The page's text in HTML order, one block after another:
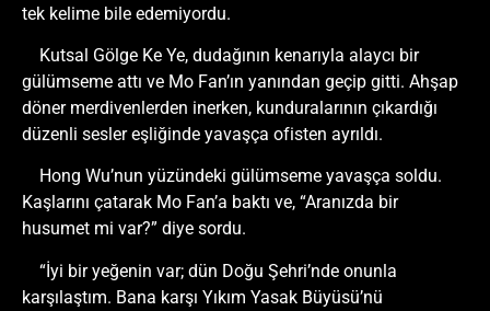
tek kelime bile edemiyordu.
Kutsal Gölge Ke Ye, dudağının kenarıyla alaycı bir
gülümseme attı ve Mo Fan’ın yanından geçip gitti. Ahşap
döner merdivenlerden inerken, kunduralarının çıkardığı
düzenli sesler eşliğinde yavaşça ofisten ayrıldı.
Hong Wu’nun yüzündeki gülümseme yavaşça soldu.
Kaşlarını çatarak Mo Fan’a baktı ve, “Aranızda bir
husumet mi var?” diye sordu.
“İyi bir yeğenin var; dün Doğu Şehri’nde onunla
karşılaştım. Bana karşı Yıkım Yasak Büyüsü’nü